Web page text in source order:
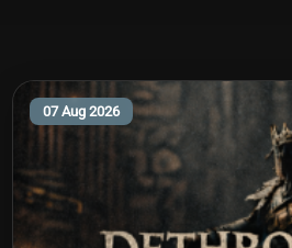
07 Aug 2026